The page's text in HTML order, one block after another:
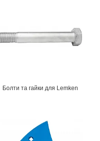
Болти та гайки для Lemken